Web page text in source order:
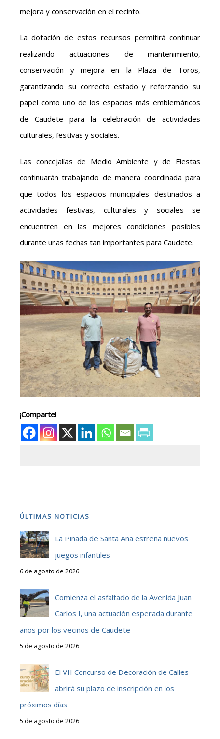
mejora y conservación en el recinto.
La dotación de estos recursos permitirá continuar
realizando actuaciones de mantenimiento,
conservación y mejora en la Plaza de Toros,
garantizando su correcto estado y reforzando su
papel como uno de los espacios más emblemáticos
de Caudete para la celebración de actividades
culturales, festivas y sociales.
Las concejalías de Medio Ambiente y de Fiestas
continuarán trabajando de manera coordinada para
que todos los espacios municipales destinados a
actividades festivas, culturales y sociales se
encuentren en las mejores condiciones posibles
durante unas fechas tan importantes para Caudete.
¡Comparte!
ÚLTIMAS NOTICIAS
La Pinada de Santa Ana estrena nuevos
juegos infantiles
6 de agosto de 2026
Comienza el asfaltado de la Avenida Juan
Carlos I, una actuación esperada durante
años por los vecinos de Caudete
5 de agosto de 2026
El VII Concurso de Decoración de Calles
abrirá su plazo de inscripción en los
próximos días
5 de agosto de 2026